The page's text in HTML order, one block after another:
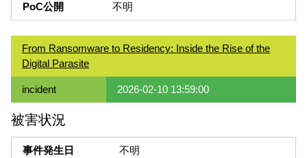
PoC公開 不明
From Ransomware to Residency: Inside the Rise of the
Digital Parasite
incident 2026-02-10 13:59:00
被害状況
事件発生日 不明